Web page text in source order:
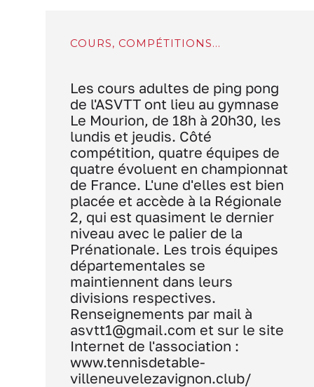
COURS, COMPÉTITIONS...
Les cours adultes de ping pong
de l'ASVTT ont lieu au gymnase
Le Mourion, de 18h à 20h30, les
lundis et jeudis. Côté
compétition, quatre équipes de
quatre évoluent en championnat
de France. L'une d'elles est bien
placée et accède à la Régionale
2, qui est quasiment le dernier
niveau avec le palier de la
Prénationale. Les trois équipes
départementales se
maintiennent dans leurs
divisions respectives.
Renseignements par mail à
asvtt1@gmail.com et sur le site
Internet de l'association :
www.tennisdetable-
villeneuvelezavignon.club/